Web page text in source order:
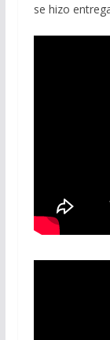
se hizo